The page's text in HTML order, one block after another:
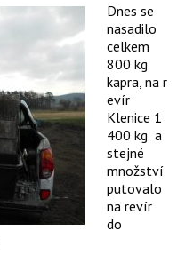
Dnes se
nasadilo
celkem
800 kg
kapra, na r
evír
Klenice 1
400 kg a
stejné
množství
putovalo
na revír
do